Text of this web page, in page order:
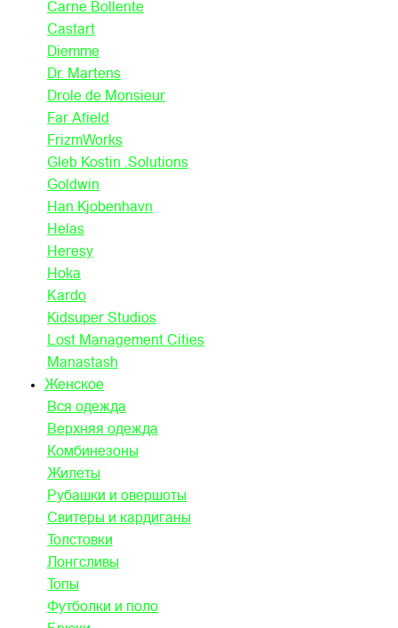
Carne Bollente
Castart
Diemme
Dr. Martens
Drole de Monsieur
Far Afield
FrizmWorks
Gleb Kostin .Solutions
Goldwin
Han Kjobenhavn
Helas
Heresy
Hoka
Kardo
Kidsuper Studios
Lost Management Cities
Manastash
Женское
Вся одежда
Верхняя одежда
Комбинезоны
Жилеты
Рубашки и овершоты
Свитеры и кардиганы
Толстовки
Лонгсливы
Топы
Футболки и поло